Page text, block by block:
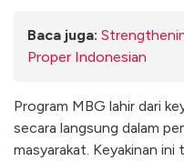
Baca juga:
Proper Indonesian
Program MBG lahir dari
secara langsung dalam
masyarakat. Keyakinan ini